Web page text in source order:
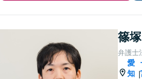
篠
弁護士
愛
知 |